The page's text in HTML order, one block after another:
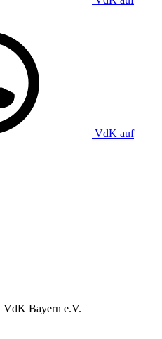
VdK auf
VdK Bayern e.V.